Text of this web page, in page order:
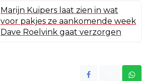
Marijn Kuipers laat zien in wat
voor pakjes ze aankomende week
Dave Roelvink gaat verzorgen